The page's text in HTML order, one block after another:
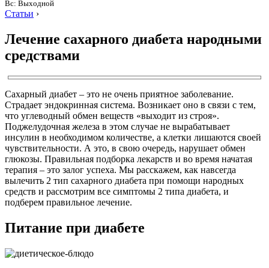
Вс: Выходной
Статьи ›
Лечение сахарного диабета народными
средствами
Сахарный диабет – это не очень приятное заболевание.
Страдает эндокринная система. Возникает оно в связи с тем,
что углеводный обмен веществ «выходит из строя».
Поджелудочная железа в этом случае не вырабатывает
инсулин в необходимом количестве, а клетки лишаются своей
чувствительности. А это, в свою очередь, нарушает обмен
глюкозы. Правильная подборка лекарств и во время начатая
терапия – это залог успеха. Мы расскажем, как навсегда
вылечить 2 тип сахарного диабета при помощи народных
средств и рассмотрим все симптомы 2 типа диабета, и
подберем правильное лечение.
Питание при диабете